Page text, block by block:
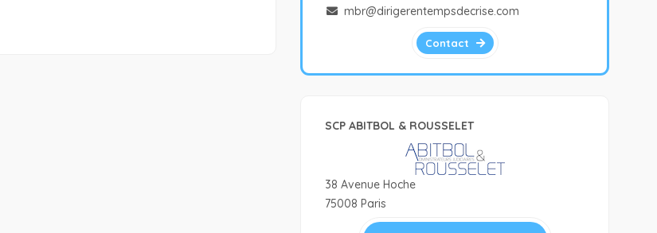
mbr@dirigerentempsdecrise.com
Contact
SCP ABITBOL & ROUSSELET
38 Avenue Hoche
75008 Paris